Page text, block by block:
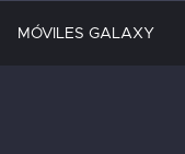
MÓVILES GALAXY